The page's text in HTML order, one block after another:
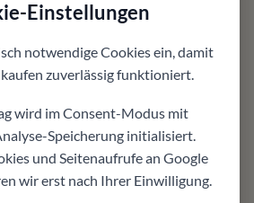
Farbe oder Ausführung passend
Esszimmer, Flur oder
Einstellungen
notwendige Cookies ein, damit
zuverlässig funktioniert.
wird im Consent-Modus mit
Speicherung initialisiert.
und Seitenaufrufe an Google
wir erst nach Ihrer Einwilligung.